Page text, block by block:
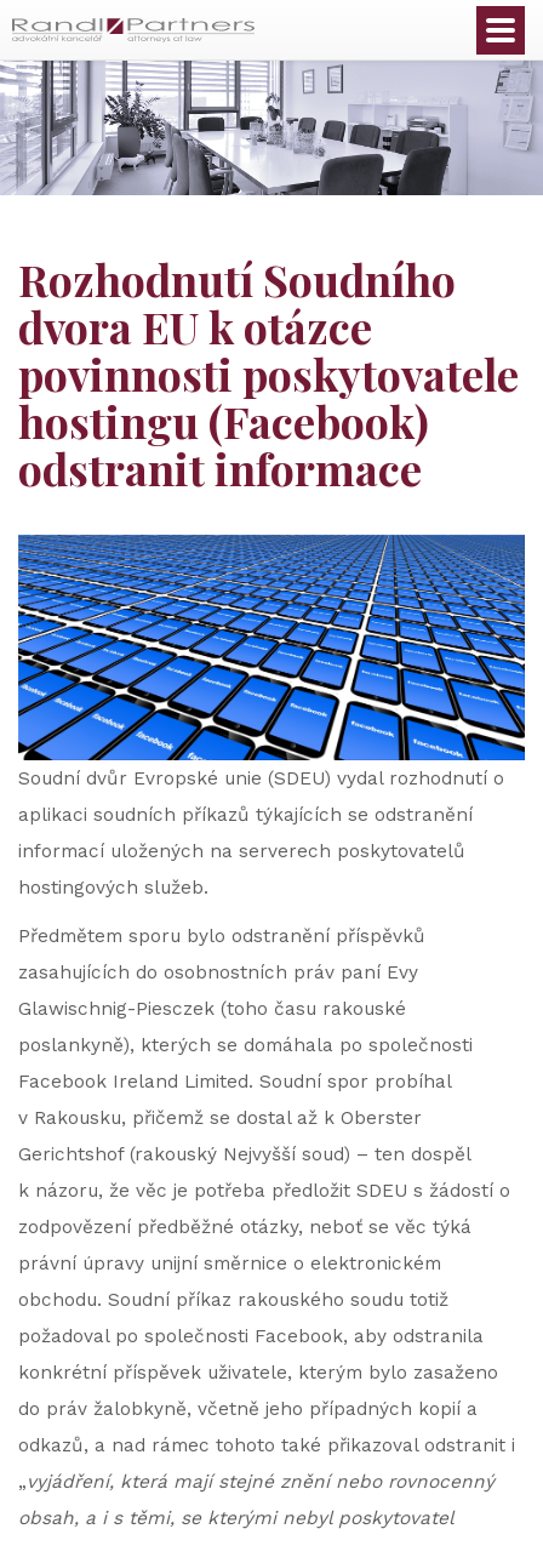
Rozhodnutí Soudního
dvora EU k otázce
povinnosti poskytovatele
hostingu (Facebook)
odstranit informace
Soudní dvůr Evropské unie (SDEU) vydal rozhodnutí o
aplikaci soudních příkazů týkajících se odstranění
informací uložených na serverech poskytovatelů
hostingových služeb.
Předmětem sporu bylo odstranění příspěvků
zasahujících do osobnostních práv paní Evy
Glawischnig-Piesczek (toho času rakouské
poslankyně), kterých se domáhala po společnosti
Facebook Ireland Limited. Soudní spor probíhal
v Rakousku, přičemž se dostal až k Oberster
Gerichtshof (rakouský Nejvyšší soud) – ten dospěl
k názoru, že věc je potřeba předložit SDEU s žádostí o
zodpovězení předběžné otázky, neboť se věc týká
právní úpravy unijní směrnice o elektronickém
obchodu. Soudní příkaz rakouského soudu totiž
požadoval po společnosti Facebook, aby odstranila
konkrétní příspěvek uživatele, kterým bylo zasaženo
do práv žalobkyně, včetně jeho případných kopií a
odkazů, a nad rámec tohoto také přikazoval odstranit i
„vyjádření, která mají stejné znění nebo rovnocenný
obsah, a i s těmi, se kterými nebyl poskytovatel
Čeština